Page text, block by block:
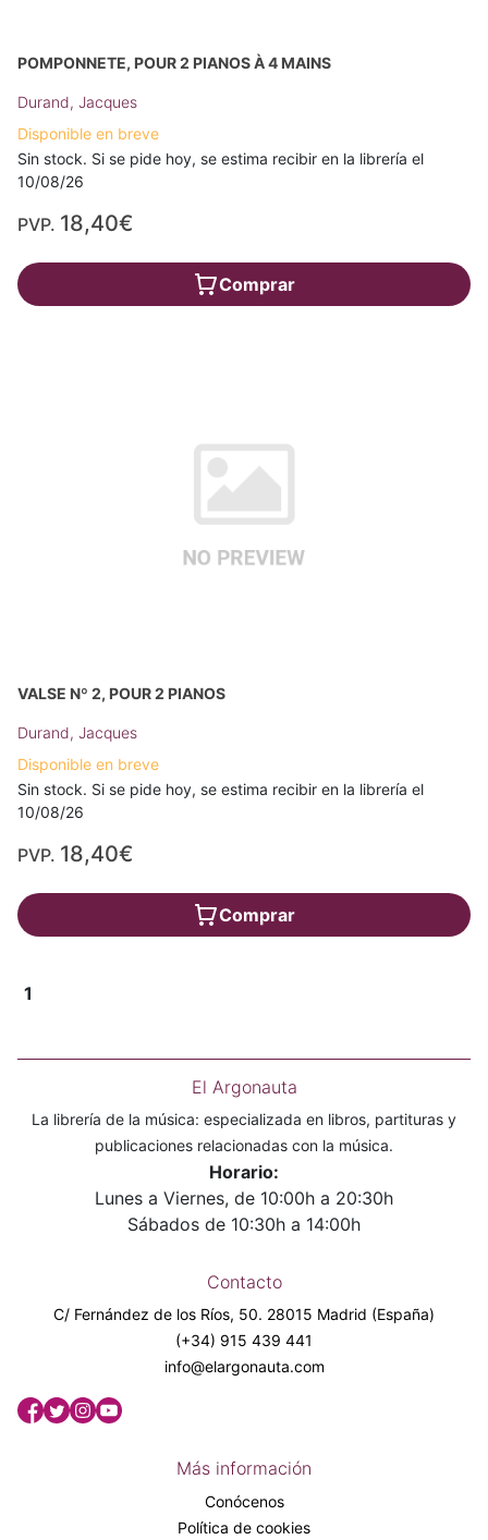
POMPONNETE, POUR 2 PIANOS À 4 MAINS
Durand, Jacques
Disponible en breve
Sin stock. Si se pide hoy, se estima recibir en la librería el
10/08/26
PVP. 18,40€
Comprar
VALSE Nº 2, POUR 2 PIANOS
Durand, Jacques
Disponible en breve
Sin stock. Si se pide hoy, se estima recibir en la librería el
10/08/26
PVP. 18,40€
Comprar
1
El Argonauta
La librería de la música: especializada en libros, partituras y
publicaciones relacionadas con la música.
Horario:
Lunes a Viernes, de 10:00h a 20:30h
Sábados de 10:30h a 14:00h
Contacto
C/ Fernández de los Ríos, 50. 28015 Madrid (España)
(+34) 915 439 441
info@elargonauta.com
Más información
Conócenos
Política de cookies